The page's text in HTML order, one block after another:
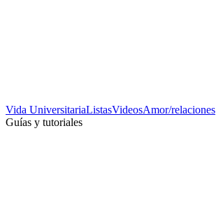
Vida UniversitariaListasVideosAmor/relaciones
Guías y tutoriales